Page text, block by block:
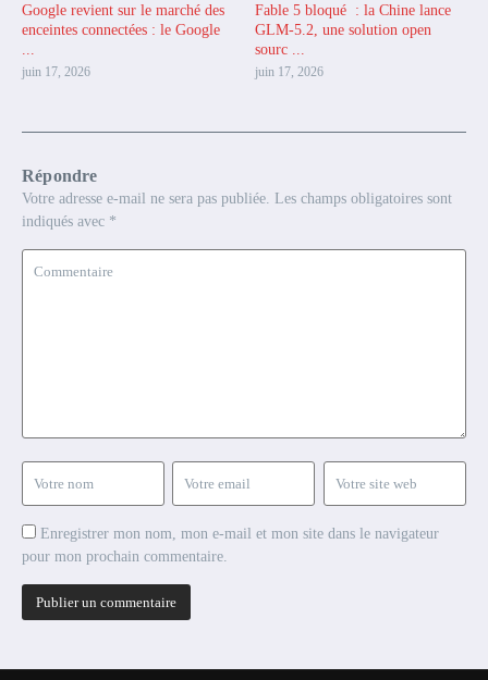
Google revient sur le marché des
enceintes connectées : le Google
juin 17, 2026
Fable 5 bloqué : la Chine lance
GLM-5.2, une solution open
sourc ...
juin 17, 2026
Répondre
Votre adresse e-mail ne sera pas publiée. Les champs obligatoires sont
indiqués avec *
Enregistrer mon nom, mon e-mail et mon site dans le navigateur
pour mon prochain commentaire.